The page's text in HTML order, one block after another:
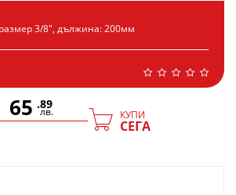
размер 3/8", дължина: 200мм
65 .89
лв. КУПИ
СЕГА